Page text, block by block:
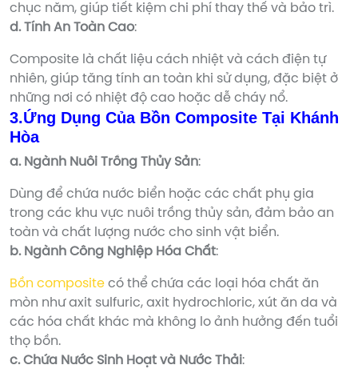
chục năm, giúp tiết kiệm chi phí thay thế và bảo trì.
d. Tính An Toàn Cao:
Composite là chất liệu cách nhiệt và cách điện tự
nhiên, giúp tăng tính an toàn khi sử dụng, đặc biệt ở
những nơi có nhiệt độ cao hoặc dễ cháy nổ.
3.Ứng Dụng Của Bồn Composite Tại Khánh
Hòa
a. Ngành Nuôi Trồng Thủy Sản:
Dùng để chứa nước biển hoặc các chất phụ gia
trong các khu vực nuôi trồng thủy sản, đảm bảo an
toàn và chất lượng nước cho sinh vật biển.
b. Ngành Công Nghiệp Hóa Chất:
Bồn composite có thể chứa các loại hóa chất ăn
mòn như axit sulfuric, axit hydrochloric, xút ăn da và
các hóa chất khác mà không lo ảnh hưởng đến tuổi
thọ bồn.
c. Chứa Nước Sinh Hoạt và Nước Thải: